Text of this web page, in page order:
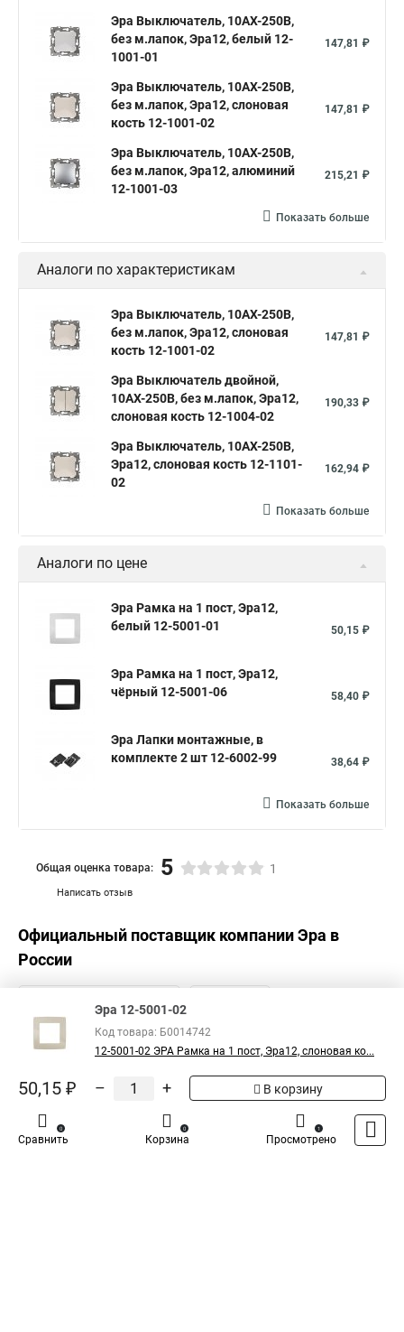
Эра Выключатель, 10АХ-250В,
без м.лапок, Эра12, белый 12-
1001-01
147,81 ₽
Эра Выключатель, 10АХ-250В,
без м.лапок, Эра12, слоновая
кость 12-1001-02
147,81 ₽
Эра Выключатель, 10АХ-250В,
без м.лапок, Эра12, алюминий
12-1001-03
215,21 ₽
Показать больше
Аналоги по характеристикам
Эра Выключатель, 10АХ-250В,
без м.лапок, Эра12, слоновая
кость 12-1001-02
147,81 ₽
Эра Выключатель двойной,
10АХ-250В, без м.лапок, Эра12,
слоновая кость 12-1004-02
190,33 ₽
Эра Выключатель, 10АХ-250В,
Эра12, слоновая кость 12-1101-
02
162,94 ₽
Показать больше
Аналоги по цене
Эра Рамка на 1 пост, Эра12,
белый 12-5001-01
50,15 ₽
Эра Рамка на 1 пост, Эра12,
чёрный 12-5001-06
58,40 ₽
Эра Лапки монтажные, в
комплекте 2 шт 12-6002-99
38,64 ₽
Показать больше
Написать отзыв
Общая оценка товара: 5 1
Официальный поставщик компанииЭра в
России
Эра 12-5001-02
Код товара: Б0014742
12-5001-02 ЭРА Рамка на 1 пост, Эра12, слоновая ко...
50,15 ₽ – + В корзину
Сравнить
0
Корзина
0
Просмотрено
1